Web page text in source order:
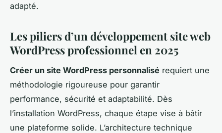
adapté.
Les piliers d’un développement site web
WordPress professionnel en 2025
Créer un site WordPress personnalisé requiert une
méthodologie rigoureuse pour garantir
performance, sécurité et adaptabilité. Dès
l’installation WordPress, chaque étape vise à bâtir
une plateforme solide. L’architecture technique